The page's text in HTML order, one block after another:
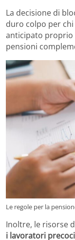
La decisione di
duro colpo per
anticipato proprio
pensioni
Le regole per la
Inoltre, le risorse
i lavoratori precoci